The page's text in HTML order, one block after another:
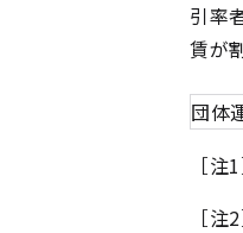
引率
賃が
団体
［
［